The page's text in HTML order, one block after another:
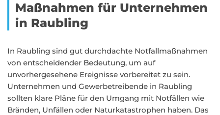
Maßnahmen für Unternehmen
in Raubling
In Raubling sind gut durchdachte Notfallmaßnahmen
von entscheidender Bedeutung, um auf
unvorhergesehene Ereignisse vorbereitet zu sein.
Unternehmen und Gewerbetreibende in Raubling
sollten klare Pläne für den Umgang mit Notfällen wie
Bränden, Unfällen oder Naturkatastrophen haben. Das